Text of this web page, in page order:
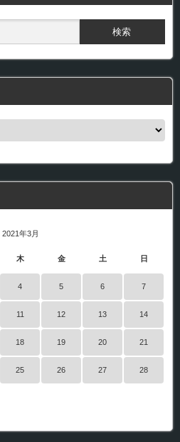
2021年3月
木 金 土 日
4 5 6 7
11 12 13 14
18 19 20 21
25 26 27 28